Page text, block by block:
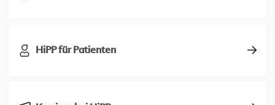
HiPP für Patienten